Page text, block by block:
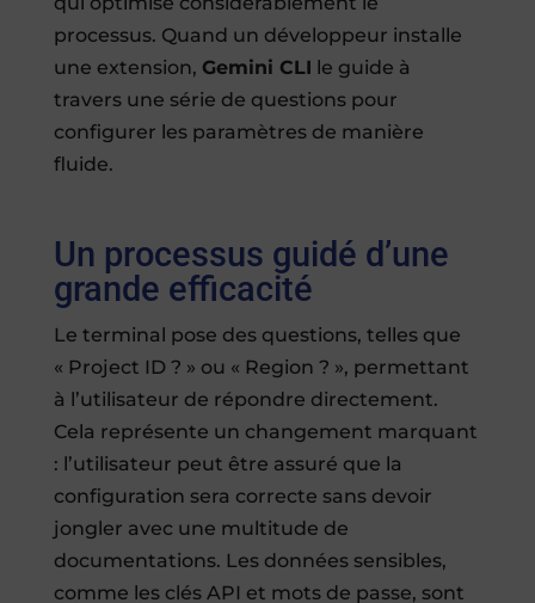
processus. Quand un développeur installe
une extension, Gemini CLI le guide à
travers une série de questions pour
configurer les paramètres de manière
fluide.
Un processus guidé d’une
grande efficacité
Le terminal pose des questions, telles que
« Project ID ? » ou « Region ? », permettant
à l’utilisateur de répondre directement.
Cela représente un changement marquant
: l’utilisateur peut être assuré que la
configuration sera correcte sans devoir
jongler avec une multitude de
documentations. Les données sensibles,
comme les clés API et mots de passe, sont